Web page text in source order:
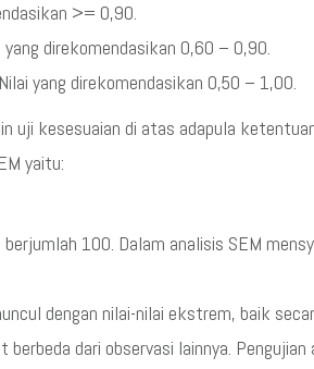
>= 0,90.
direkomendasikan 0,60 – 0,90.
yang direkomendasikan 0,50 – 1,00.
uji kesesuaian di atas adapula
yaitu:
100. Dalam analisis SEM
dengan nilai-nilai ekstrem, baik
dari observasi lainnya.